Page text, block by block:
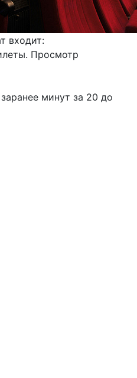
входит:
Просмотр
минут за 20 до